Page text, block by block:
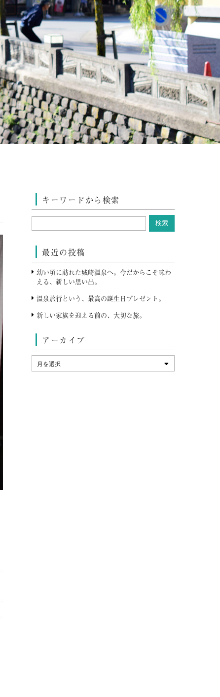
キーワードから検索
最近の投稿
幼い頃に訪れた城崎温泉へ。今だからこそ味わ
える、新しい思い出。
温泉旅行という、最高の誕生日プレゼント。
新しい家族を迎える前の、大切な旅。
アーカイブ